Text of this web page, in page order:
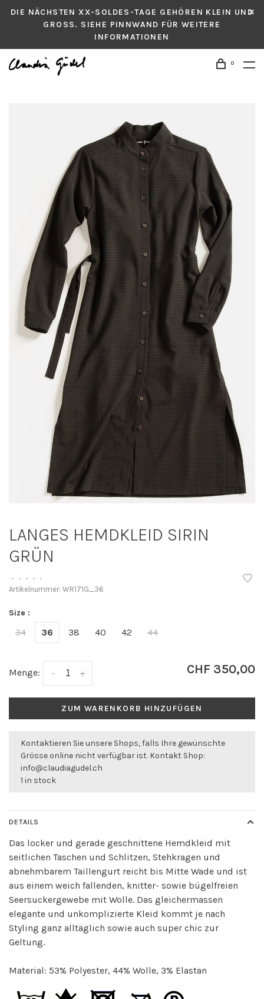
DIE NÄCHSTEN XX-SOLDES-TAGE GEHÖREN KLEIN UND
GROSS. SIEHE PINNWAND FÜR WEITERE
INFORMATIONEN
0
LANGES HEMDKLEID SIRIN
GRÜN
• • • • •
Artikelnummer: WR171G_36
Size :
34 36 38 40 42 44
Menge: +
- CHF 350,00
ZUM WARENKORB HINZUFÜGEN
Kontaktieren Sie unsere Shops, falls Ihre gewünschte
Grösse online nicht verfügbar ist. Kontakt Shop:
info@claudiagudel.ch
1 in stock
DETAILS
Das locker und gerade geschnittene Hemdkleid mit
seitlichen Taschen und Schlitzen, Stehkragen und
abnehmbarem Taillengurt reicht bis Mitte Wade und ist
aus einem weich fallenden, knitter- sowie bügelfreien
Seersuckergewebe mit Wolle. Das gleichermassen
elegante und unkomplizierte Kleid kommt je nach
Styling ganz alltäglich sowie auch super chic zur
Geltung.
Material: 53% Polyester, 44% Wolle, 3% Elastan